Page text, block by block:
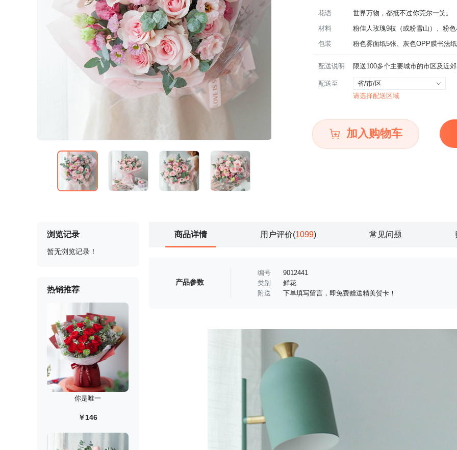
花语
世界万物，都抵不过你莞尔一笑。
材料
粉佳人玫瑰9枝（或粉雪山）、粉
包装
粉色雾面纸5张、灰色OPP膜书法
配送说明
配送至
省/市/区
请选择配送区域
加入购物车
浏览记录
暂无浏览记录！
热销推荐
你是唯一
￥146
商品详情 用户评价(1099) 常见问题
产品参数
编号
9012441
类别
鲜花
附送
下单填写留言，即免费赠送精美贺卡！